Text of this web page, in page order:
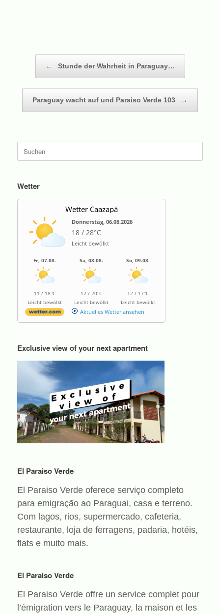
Beitragsnavigation
← Stunde der Wahrheit in Paraguay…
Paraguay wacht auf und Paraiso Verde 103 →
nach:
Wetter
Wetter Caazapá
Donnerstag, 06.08.2026
18 / 28°C
Leicht bewölkt
Fr, 07.08.
11 / 18°C
Leicht bewölkt
Sa, 08.08.
12 / 20°C
Leicht bewölkt
So, 09.08.
12 / 17°C
Leicht bewölkt
Aktuelles Wetter ansehen
Exclusive view of your next apartment
El Paraiso Verde
El Paraiso Verde oferece serviço completo
para emigração ao Paraguai, casa e terreno.
Com lagos, rios, supermercado, cafeteria,
restaurante, loja de ferragens, padaria, hotéis,
flats e muito mais.
El Paraiso Verde
El Paraiso Verde offre un service complet pour
l’émigration vers le Paraguay, la maison et les